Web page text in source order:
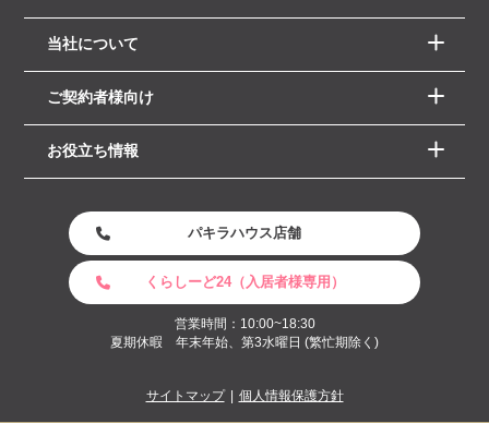
当社について
ご契約者様向け
お役立ち情報
パキラハウス店舗
くらしーど24（入居者様専用）
営業時間：10:00~18:30
夏期休暇 年末年始、第3水曜日 (繁忙期除く)
サイトマップ 個人情報保護方針